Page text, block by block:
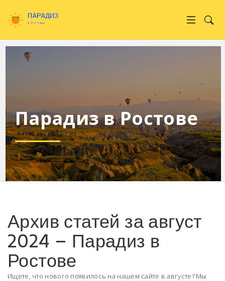
Парадиз в Ростове
Архив статей за август
2024 – Парадиз в
Ростове
Ищете, что нового появилось на нашем сайте в августе? Мы